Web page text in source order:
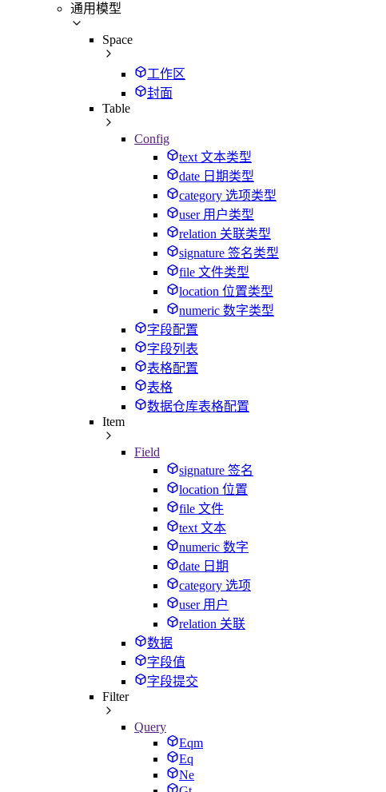
通用模型
Space
工作区
封面
Table
Config
text 文本类型
date 日期类型
category 选项类型
user 用户类型
relation 关联类型
signature 签名类型
file 文件类型
location 位置类型
numeric 数字类型
字段配置
字段列表
表格配置
表格
数据仓库表格配置
Item
Field
signature 签名
location 位置
file 文件
text 文本
numeric 数字
date 日期
category 选项
user 用户
relation 关联
数据
字段值
字段提交
Filter
Query
Eqm
Eq
Ne